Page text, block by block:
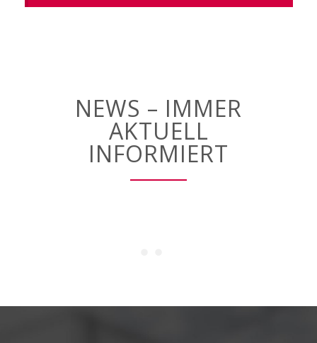
NEWS – IMMER
AKTUELL
INFORMIERT